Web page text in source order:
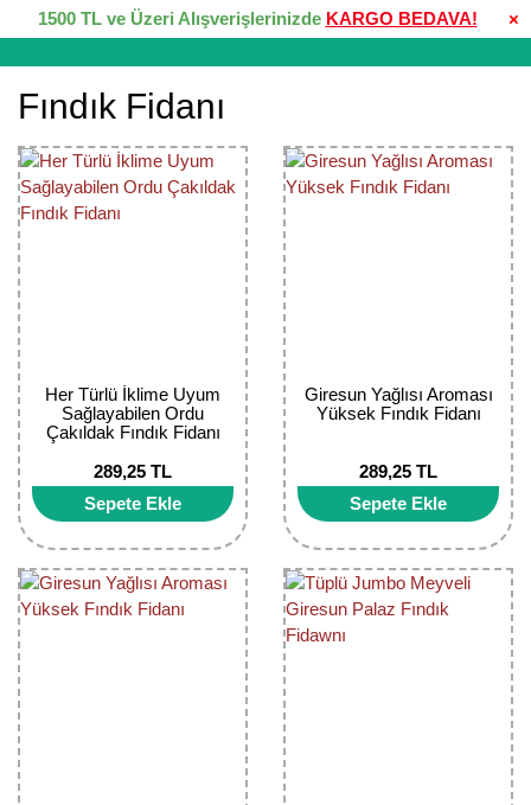
×
1500 TL ve Üzeri Alışverişlerinizde KARGO BEDAVA!
Fındık Fidanı
Her Türlü İklime Uyum
Sağlayabilen Ordu
Çakıldak Fındık Fidanı
289,25 TL
Sepete Ekle
Giresun Yağlısı Aroması
Yüksek Fındık Fidanı
289,25 TL
Sepete Ekle